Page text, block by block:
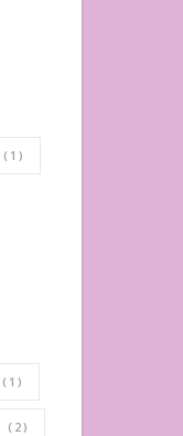
(1)
(1)
(2)